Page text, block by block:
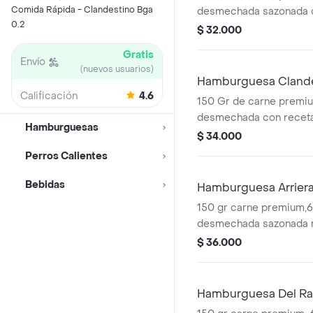
Comida Rápida - Clandestino Bga
0.2
Envío Gratis
(nuevos usuarios)
Calificación 4.6
Hamburguesas
Perros Calientes
Bebidas
desmechada sazonada
secreta, tocineta, pan
queso cheddar, una
crema, nuestra salsa
a la francesa
$ 32.000
Hamburguesa
150 Gr de carne
desmechada con
de pechuga
tomate, lechuga, una
cheddar, una lonja de
salsa clandestina y
$ 34.000
Hamburguesa Arriera
150 gr carne
desmechada
bondiola de cerdo en
lechuga crespa, una
cheddar, una lonja de
$ 36.000
Hamburguesa Del